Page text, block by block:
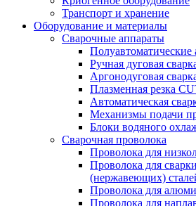
Транспорт и хранение
Оборудование и материалы
Сварочные аппараты
Ручная дуговая
Аргонодуговая
Плазменная резка
Автоматическая
Механизмы подачи
Блоки водяного
Сварочная проволока
Проволока для
Проволока для
(нержавеющих)
Проволока для
Проволока для